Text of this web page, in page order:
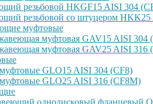
резьбовой HKGF15 AISI 304
резьбовой со штуцером
муфтовые
муфтовая GAV15 AISI 304
муфтовая GAV25 AISI 316
GLO15 AISI 304 (CF8)
GLO25 AISI 316 (CF8M)
однодисковый фланцевый